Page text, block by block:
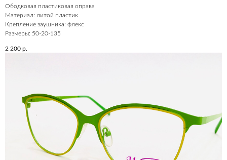
Ободковая пластиковая оправа
Материал: литой пластик
Крепление заушника: флекс
Размеры: 50-20-135
2 200 р.